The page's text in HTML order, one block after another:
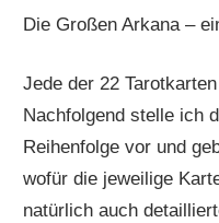
Die Großen Arkana –
Jede der 22
Nachfolgend stelle ich
Reihenfolge vor und
wofür die jeweilige
natürlich auch